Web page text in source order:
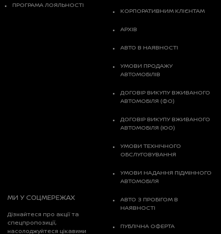
ПРОГРАМА ЛОЯЛЬНОСТІ
КОРПОРАТИВНИМ КЛІЄНТАМ
АРХІВ
АВТО В НАЯВНОСТІ
УМОВИ ПРОДАЖУ
АВТОМОБІЛІВ
ДОГОВІР ВИКУПУ ВЖИВАНОГО
АВТОМОБІЛЯ (ФО)
ДОГОВІР ВИКУПУ ВЖИВАНОГО
АВТОМОБІЛЯ (ЮО)
УМОВИ ТЕХНІЧНОГО
ОБСЛУГОВУВАННЯ
УМОВИ НАДАННЯ ПІДМІННОГО
АВТОМОБІЛЯ
АВТО З ПРОБІГОМ В
НАЯВНОСТІ
ПУБЛІЧНА ОФЕРТА
МИ У СОЦМЕРЕЖАХ
Дізнайтеся про акції та
спецпропозиції,
насолоджуйтеся цікавими